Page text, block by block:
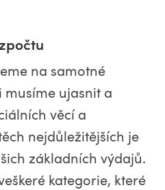
na samotné
ujasnit a
věcí a
nejdůležitějších je
základních výdajů.
kategorie, které